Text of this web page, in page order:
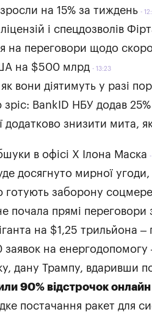
на 15% за тиждень
і спецдозволів
на переговори щодо
на $500 млрд 13:23
вони діятимуть у разі
BankID НБУ додав 25%
додатково знизити мита,
в офісі Х Ілона Маска
досягнуто мирної
готують заборону
почала прямі переговори
на $1,25 трильйона –
на
дану Трампу, вдаривши
90% відстрочок
постачання ракет для